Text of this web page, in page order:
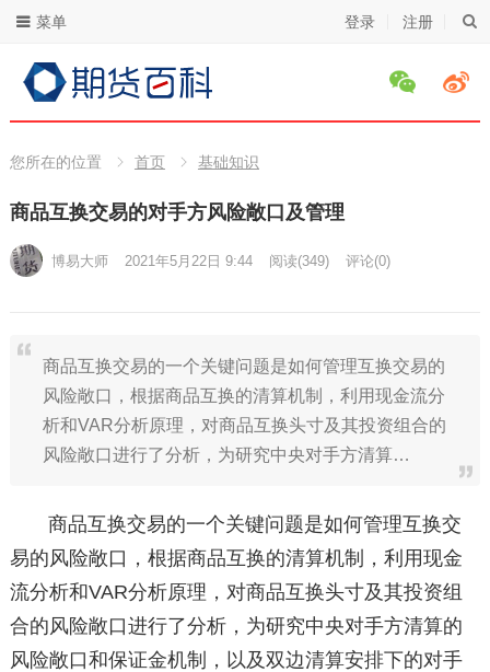
登录 注册
菜单
您所在的位置 首页 基础知识
商品互换交易的对手方风险敞口及管理
博易大师 2021年5月22日 9:44 阅读(349) 评论(0)
商品互换交易的一个关键问题是如何管理互换交易的
风险敞口，根据商品互换的清算机制，利用现金流分
析和VAR分析原理，对商品互换头寸及其投资组合的
风险敞口进行了分析，为研究中央对手方清算…
商品互换交易的一个关键问题是如何管理互换交
易的风险敞口，根据商品互换的清算机制，利用现金
流分析和VAR分析原理，对商品互换头寸及其投资组
合的风险敞口进行了分析，为研究中央对手方清算的
风险敞口和保证金机制，以及双边清算安排下的对手